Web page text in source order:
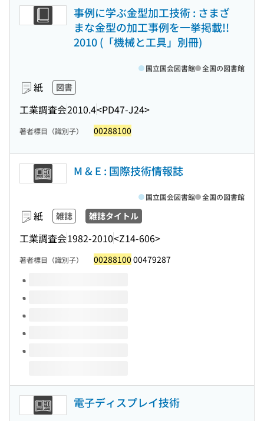
事例に学ぶ金型加工技術 : さまざ
まな金型の加工事例を一挙掲載!!
2010 (「機械と工具」別冊)
紙 図書
工業調査会2010.4<PD47-J24>
国立国会図書館 全国の図書館
著者標目（識別子） 00288100
M & E : 国際技術情報誌
紙 雑誌 雑誌タイトル
工業調査会1982-2010<Z14-606>
国立国会図書館 全国の図書館
著者標目（識別子） 00288100 00479287
このタイトルの巻号
電子ディスプレイ技術